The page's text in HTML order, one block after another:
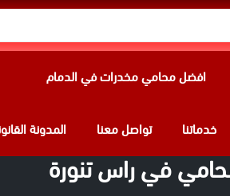
افضل محامي مخدرات في الدمام
خدماتنا تواصل معنا المدونة
في راس تنورة